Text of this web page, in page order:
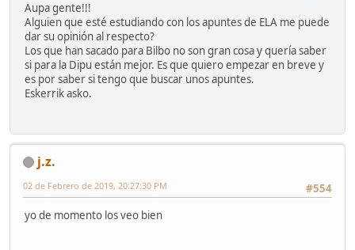
Aupa gente!!!
Alguien que esté estudiando con los apuntes de ELA me puede
dar su opinión al respecto?
Los que han sacado para Bilbo no son gran cosa y quería saber
si para la Dipu están mejor. Es que quiero empezar en breve y
es por saber si tengo que buscar unos apuntes.
Eskerrik asko.
j.z.
#554
02 de Febrero de 2019, 20:27:30 PM
yo de momento los veo bien